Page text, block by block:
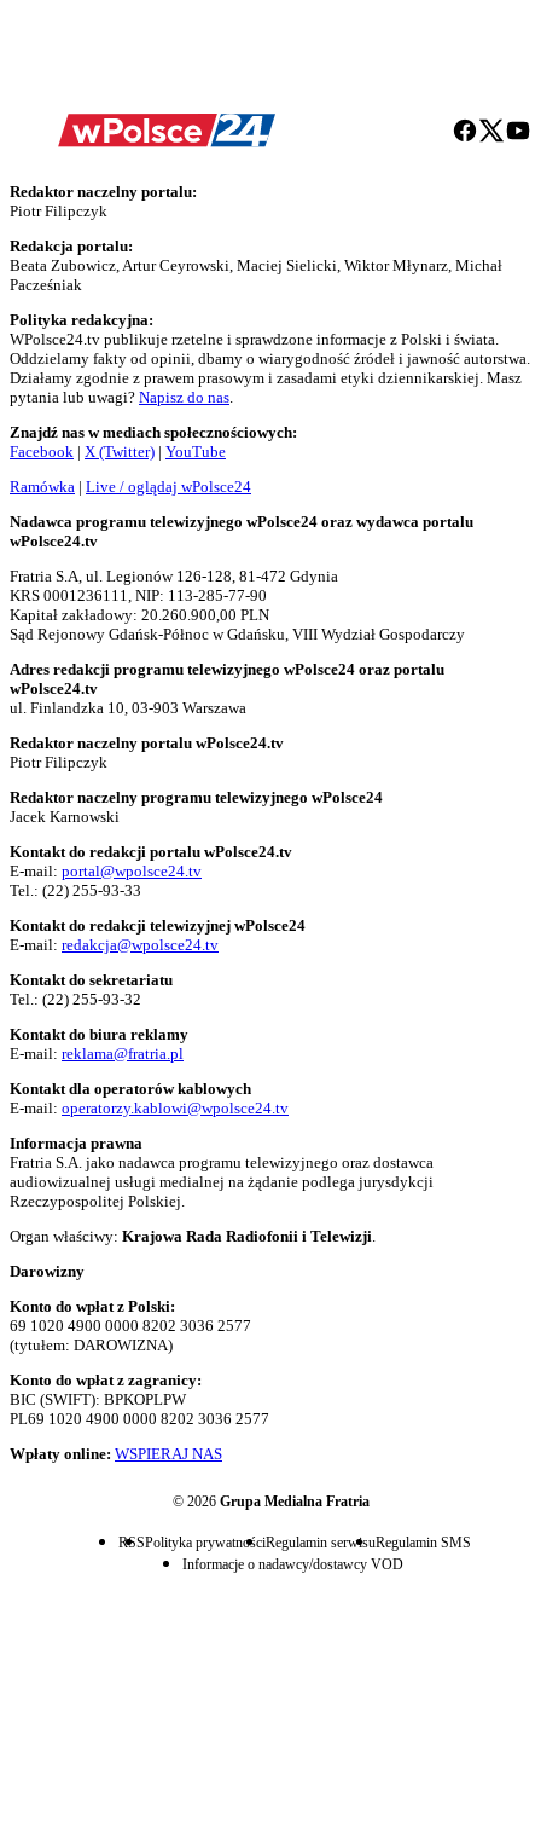
Redaktor naczelny portalu:
Piotr Filipczyk
Redakcja portalu:
Beata Zubowicz, Artur Ceyrowski, Maciej Sielicki, Wiktor Młynarz, Michał
Pacześniak
Polityka redakcyjna:
WPolsce24.tv publikuje rzetelne i sprawdzone informacje z Polski i świata.
Oddzielamy fakty od opinii, dbamy o wiarygodność źródeł i jawność autorstwa.
Działamy zgodnie z prawem prasowym i zasadami etyki dziennikarskiej. Masz
pytania lub uwagi? Napisz do nas.
Znajdź nas w mediach społecznościowych:
Facebook | X (Twitter) | YouTube
Ramówka | Live / oglądaj wPolsce24
Nadawca programu telewizyjnego wPolsce24 oraz wydawca portalu
wPolsce24.tv
Fratria S.A, ul. Legionów 126-128, 81-472 Gdynia
KRS 0001236111, NIP: 113-285-77-90
Kapitał zakładowy: 20.260.900,00 PLN
Sąd Rejonowy Gdańsk-Północ w Gdańsku, VIII Wydział Gospodarczy
Adres redakcji programu telewizyjnego wPolsce24 oraz portalu
wPolsce24.tv
ul. Finlandzka 10, 03-903 Warszawa
Redaktor naczelny portalu wPolsce24.tv
Piotr Filipczyk
Redaktor naczelny programu telewizyjnego wPolsce24
Jacek Karnowski
Kontakt do redakcji portalu wPolsce24.tv
E-mail: portal@wpolsce24.tv
Tel.: (22) 255-93-33
Kontakt do redakcji telewizyjnej wPolsce24
E-mail: redakcja@wpolsce24.tv
Kontakt do sekretariatu
Tel.: (22) 255-93-32
Kontakt do biura reklamy
E-mail: reklama@fratria.pl
Kontakt dla operatorów kablowych
E-mail: operatorzy.kablowi@wpolsce24.tv
Informacja prawna
Fratria S.A. jako nadawca programu telewizyjnego oraz dostawca
audiowizualnej usługi medialnej na żądanie podlega jurysdykcji
Rzeczypospolitej Polskiej.
Organ właściwy: Krajowa Rada Radiofonii i Telewizji.
Darowizny
Konto do wpłat z Polski:
69 1020 4900 0000 8202 3036 2577
(tytułem: DAROWIZNA)
Konto do wpłat z zagranicy:
BIC (SWIFT): BPKOPLPW
PL69 1020 4900 0000 8202 3036 2577
Wpłaty online: WSPIERAJ NAS
© 2026 Grupa Medialna Fratria
RSSPolityka prywatnościRegulamin serwisuRegulamin SMS
Informacje o nadawcy/dostawcy VOD